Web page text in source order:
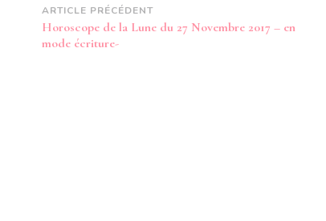
Navigation
d’article
ARTICLE PRÉCÉDENT
Horoscope de la Lune du 27 Novembre 2017 – en
mode écriture-